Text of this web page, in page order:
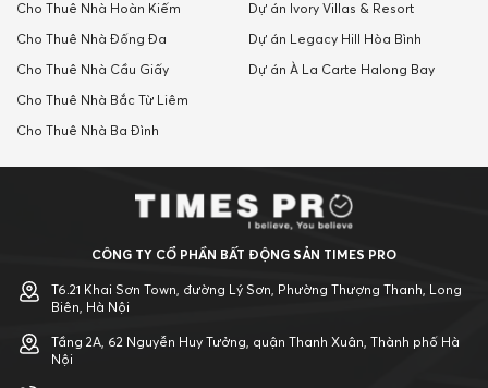
Cho Thuê Nhà Hoàn Kiếm
Cho Thuê Nhà Đống Đa
Cho Thuê Nhà Cầu Giấy
Cho Thuê Nhà Bắc Từ Liêm
Cho Thuê Nhà Ba Đình
Dự án Ivory Villas & Resort
Dự án Legacy Hill Hòa Bình
Dự án À La Carte Halong Bay
CÔNG TY CỔ PHẦN BẤT ĐỘNG SẢN TIMES PRO
T6.21 Khai Sơn Town, đường Lý Sơn, Phường Thượng Thanh, Long
Biên, Hà Nội
Tầng 2A, 62 Nguyễn Huy Tưởng, quận Thanh Xuân, Thành phố Hà
Nội